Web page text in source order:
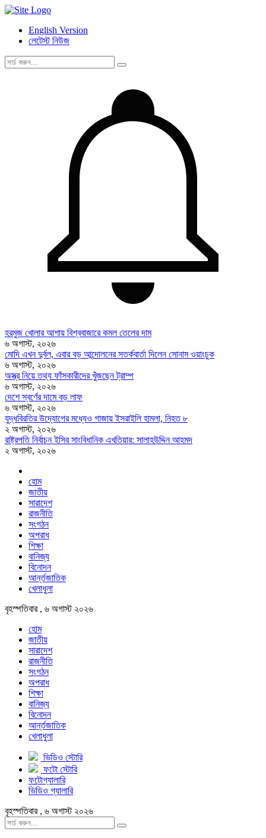
English Version
লেটেস্ট নিউজ
হরমুজ খোলার আশায় বিশ্ববাজারে কমল তেলের দাম
৬ অগাস্ট, ২০২৬
মোদি এখন দুর্বল, এবার বড় আন্দোলনের সতর্কবার্তা দিলেন সোনাম ওয়াংচুক
৬ অগাস্ট, ২০২৬
অস্ত্র নিয়ে তথ্য ফাঁসকারীদের খুঁজছেন ট্রাম্প
৬ অগাস্ট, ২০২৬
দেশে স্বর্ণের দামে বড় লাফ
৬ অগাস্ট, ২০২৬
যুদ্ধবিরতির উদ্যোগের মধ্যেও গাজায় ইসরাইলি হামলা, নিহত ৮
২ অগাস্ট, ২০২৬
রাষ্ট্রপতি নির্বাচন ইসির সাংবিধানিক এখতিয়ার: সালাহউদ্দিন আহমদ
২ অগাস্ট, ২০২৬
হোম
জাতীয়
সারাদেশ
রাজনীতি
সংগঠন
অপরাধ
শিক্ষা
বানিজ্য
বিনোদন
আর্ন্তজাতিক
খেলাধুলা
বৃহস্পতিবার , ৬ অগাস্ট ২০২৬
হোম
জাতীয়
সারাদেশ
রাজনীতি
সংগঠন
অপরাধ
শিক্ষা
বানিজ্য
বিনোদন
আর্ন্তজাতিক
খেলাধুলা
ভিডিও স্টোরি
ফটো স্টোরি
ফটোগ্যালারি
ভিডিও গ্যালারি
বৃহস্পতিবার , ৬ অগাস্ট ২০২৬